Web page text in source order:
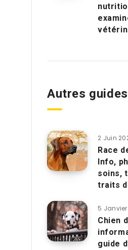
Autres guides
2 Juin
Race
Info,
soins,
traits
5
Chien
guide